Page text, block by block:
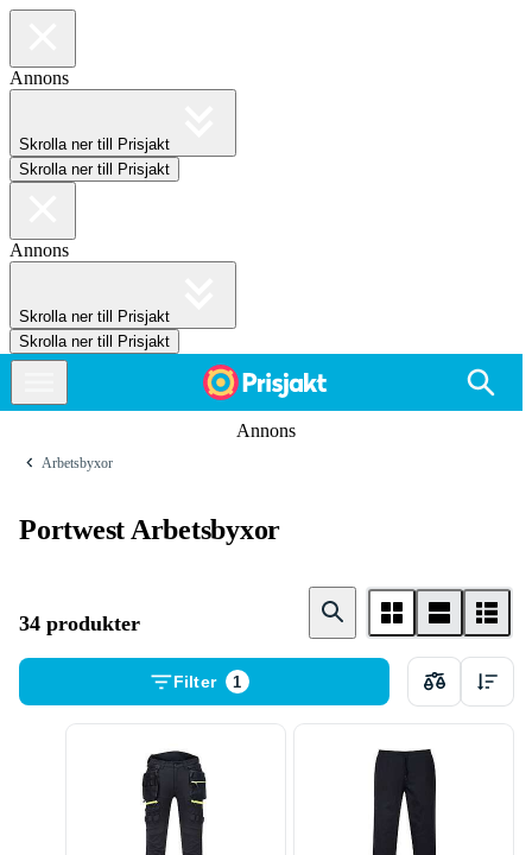
Annons
Skrolla ner till Prisjakt
Skrolla ner till Prisjakt
Annons
Skrolla ner till Prisjakt
Skrolla ner till Prisjakt
Annons
Arbetsbyxor
Portwest Arbetsbyxor
34 produkter
Filter 1